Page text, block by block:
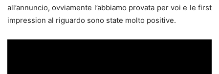
all’annuncio, ovviamente l’abbiamo provata per voi e le first
impression al riguardo sono state molto positive.